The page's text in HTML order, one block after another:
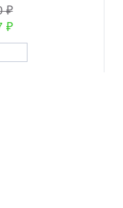
₽
₽